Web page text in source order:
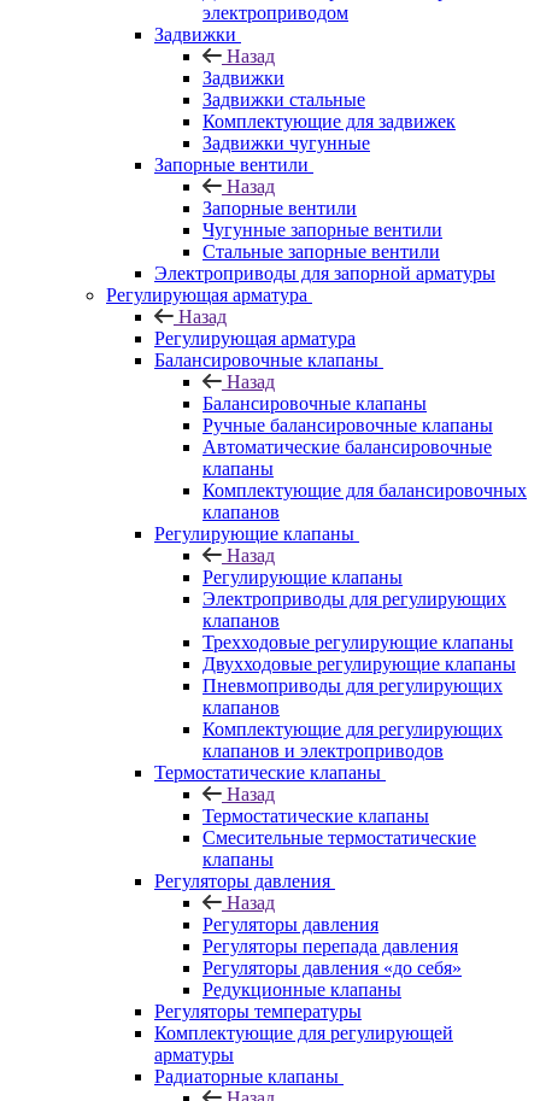
электроприводом
Задвижки
Назад
Задвижки
Задвижки стальные
Комплектующие для задвижек
Задвижки чугунные
Запорные вентили
Назад
Запорные вентили
Чугунные запорные вентили
Стальные запорные вентили
Электроприводы для запорной арматуры
Регулирующая арматура
Назад
Регулирующая арматура
Балансировочные клапаны
Назад
Балансировочные клапаны
Ручные балансировочные клапаны
Автоматические балансировочные
клапаны
Комплектующие для балансировочных
клапанов
Регулирующие клапаны
Назад
Регулирующие клапаны
Электроприводы для регулирующих
клапанов
Трехходовые регулирующие клапаны
Двухходовые регулирующие клапаны
Пневмоприводы для регулирующих
клапанов
Комплектующие для регулирующих
клапанов и электроприводов
Термостатические клапаны
Назад
Термостатические клапаны
Смесительные термостатические
клапаны
Регуляторы давления
Назад
Регуляторы давления
Регуляторы перепада давления
Регуляторы давления «до себя»
Редукционные клапаны
Регуляторы температуры
Комплектующие для регулирующей
арматуры
Радиаторные клапаны